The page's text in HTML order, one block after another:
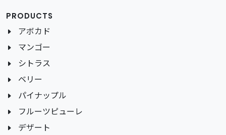
PRODUCTS
アボカド
マンゴー
シトラス
ベリー
パイナップル
フルーツピューレ
デザート